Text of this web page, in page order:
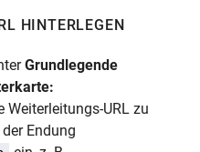
HINTERLEGEN
Grundlegende
Weiterleitungs-URL zu
Endung